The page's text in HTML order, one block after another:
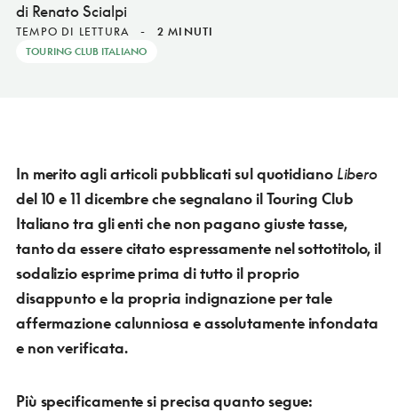
di Renato Scialpi
TEMPO DI LETTURA - 2 MINUTI
TOURING CLUB ITALIANO
In merito agli articoli pubblicati sul quotidiano Libero
del 10 e 11 dicembre che segnalano il Touring Club
Italiano tra gli enti che non pagano giuste tasse,
tanto da essere citato espressamente nel sottotitolo, il
sodalizio esprime prima di tutto il proprio
disappunto e la propria indignazione per tale
affermazione calunniosa e assolutamente infondata
e non verificata.
Più specificamente si precisa quanto segue: